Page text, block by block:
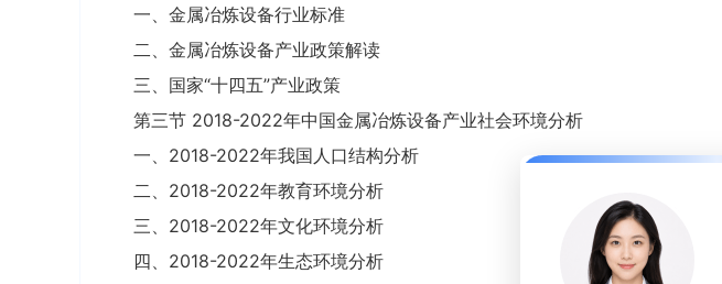
一、金属冶炼设备行业标准
二、金属冶炼设备产业政策解读
三、国家“十四五”产业政策
第三节 2018-2022年中国金属冶炼设备产业社会环境分析
一、2018-2022年我国人口结构分析
二、2018-2022年教育环境分析
三、2018-2022年文化环境分析
四、2018-2022年生态环境分析